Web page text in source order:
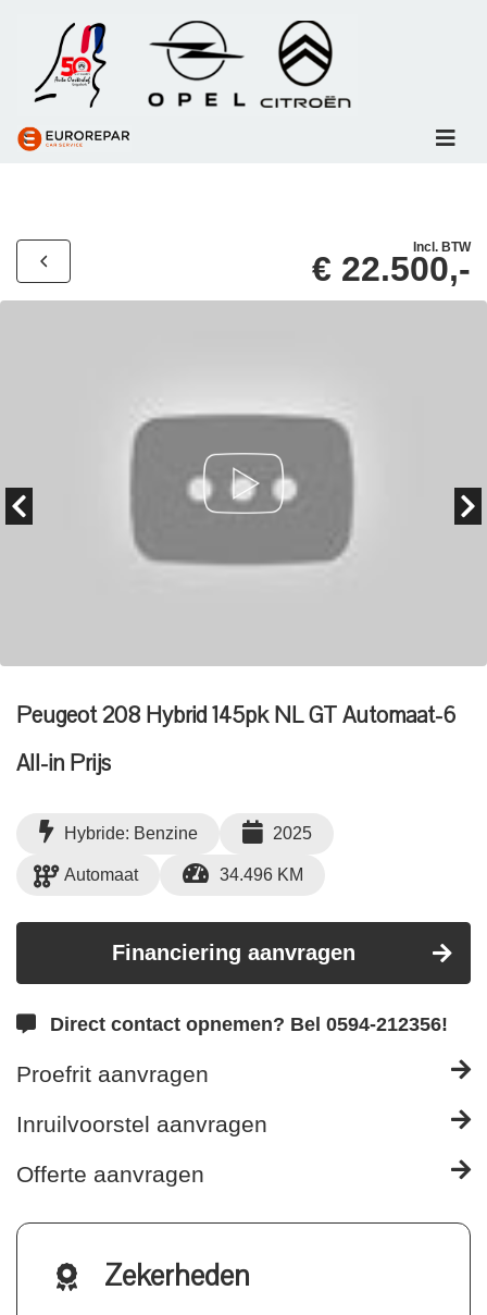
Incl. BTW
€ 22.500,-
Peugeot 208 Hybrid 145pk NL GT Automaat-6
All-in Prijs
Hybride: Benzine 2025
Automaat 34.496 KM
Financiering aanvragen
Direct contact opnemen? Bel 0594-212356!
Proefrit aanvragen
Inruilvoorstel aanvragen
Offerte aanvragen
Zekerheden